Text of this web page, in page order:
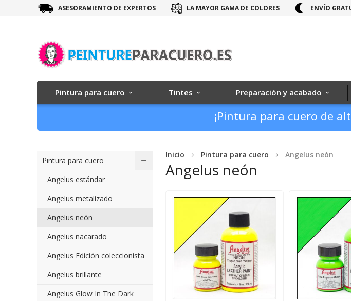
ASESORAMIENTO DE EXPERTOS LA MAYOR GAMA DE COLORES
ENVÍO
Pintura para cuero Tintes Preparación y acabado
¡Pintura para cuero de
Inicio Pintura para cuero Angelus neón
Angelus neón
Pintura para cuero
Angelus estándar
Angelus metalizado
Angelus neón
Angelus nacarado
Angelus Edición coleccionista
Angelus brillante
Angelus Glow In The Dark